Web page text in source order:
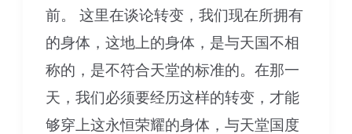
前。 这里在谈论转变，我们现在所拥有
的身体，这地上的身体，是与天国不相
称的，是不符合天堂的标准的。在那一
天，我们必须要经历这样的转变，才能
够穿上这永恒荣耀的身体，与天堂国度